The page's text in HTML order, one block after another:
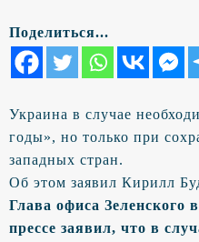
Поделиться...
Украина в случае
годы», но только при
западных стран.
Об этом заявил Кирилл
Глава офиса Зеленского
прессе заявил, что в